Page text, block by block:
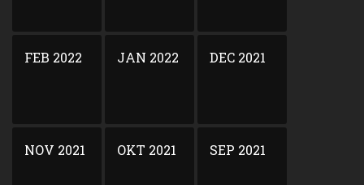
FEB 2022 JAN 2022 DEC 2021
NOV 2021 OKT 2021 SEP 2021